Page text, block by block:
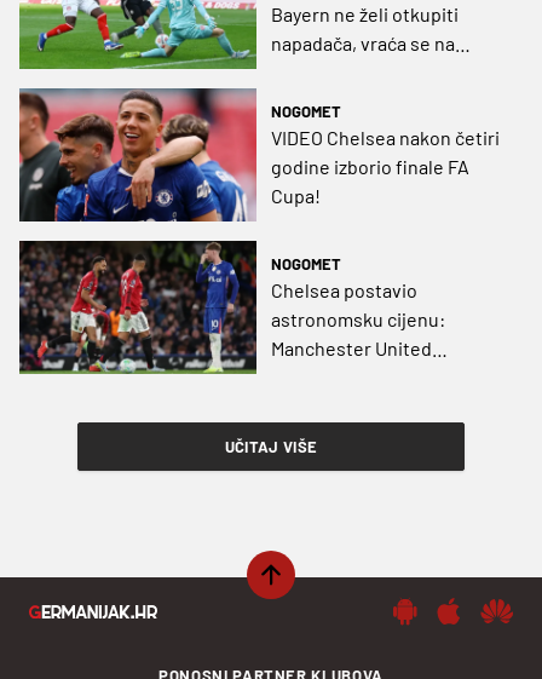
Bayern ne želi otkupiti
napadača, vraća se na
NOGOMET
VIDEO Chelsea nakon četiri
godine izborio finale FA
Cupa!
NOGOMET
Chelsea postavio
astronomsku cijenu:
Manchester United
UČITAJ VIŠE